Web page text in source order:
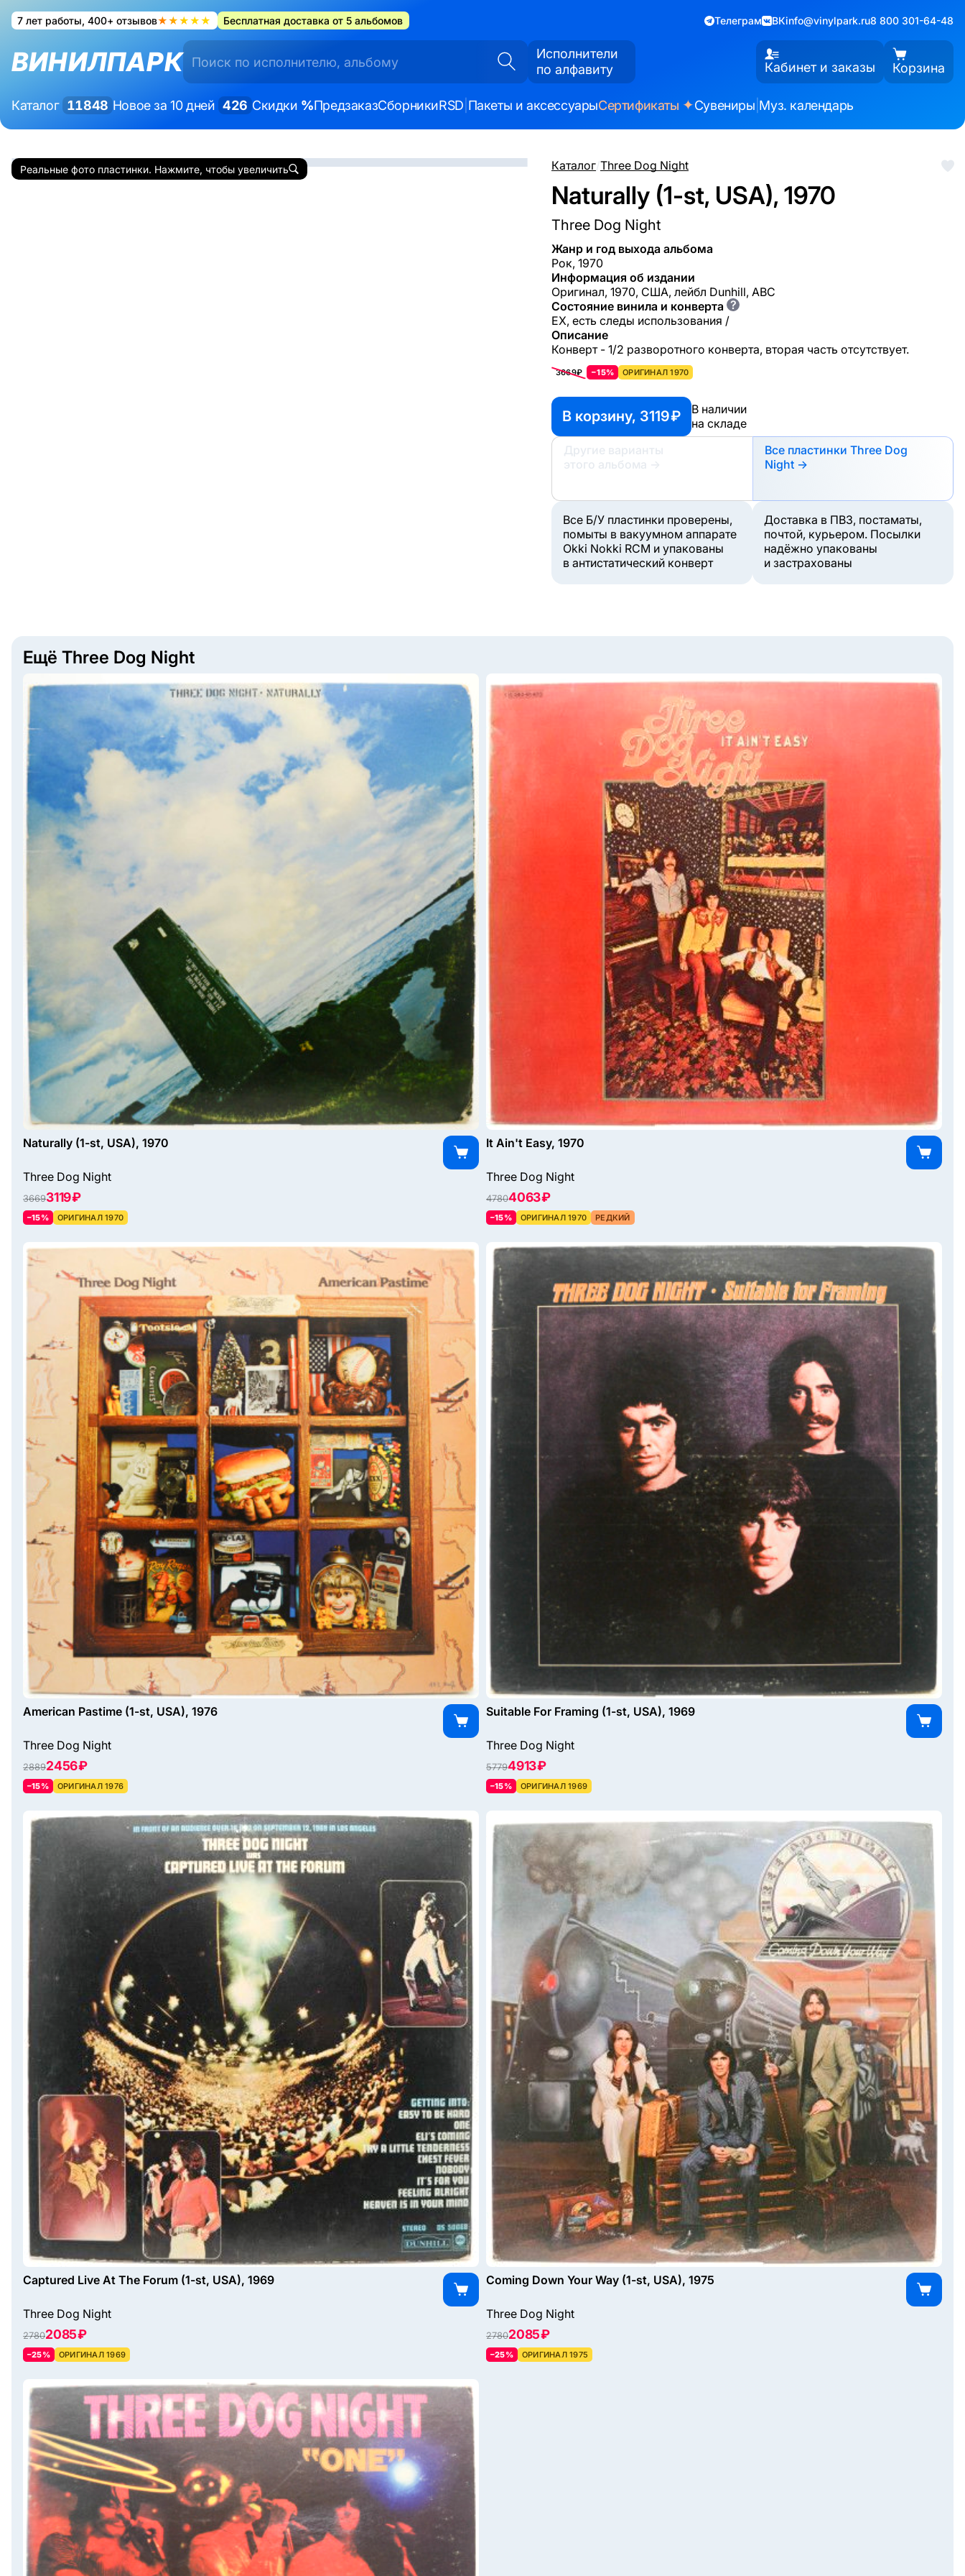
7 лет работы, 400+ отзывов★★★★★ Бесплатная доставка от 5 альбомов Телеграм ВКinfo@vinylpark.ru8 800 301-64-48
ВИНИЛПАРК
Исполнители
по алфавиту
Кабинет и заказы Корзина
Каталог 11848 Новое за 10 дней 426 Скидки %ПредзаказСборникиRSD Пакеты и аксессуарыСертификаты ✦Сувениры Муз. календарь
Каталог/Three Dog Night
Naturally (1-st, USA), 1970
Three Dog Night
Жанр и год выхода альбома
Рок, 1970
Информация об издании
Оригинал, 1970, США, лейбл Dunhill, ABC
Состояние винила и конверта ?
EX, есть следы использования /
Описание
Конверт - 1/2 разворотного конверта, вторая часть отсутствует.
3669₽ −15% ОРИГИНАЛ 1970
В корзину, 3119 ₽
В наличии
на складе
Другие варианты
этого альбома
→
Все пластинки Three Dog
Night →
Все Б/У пластинки проверены,
помыты в вакуумном аппарате
Okki Nokki RCM и упакованы
в антистатический конверт
Доставка в ПВЗ, постаматы,
почтой, курьером. Посылки
надёжно упакованы
и застрахованы
Реальные фото пластинки. Нажмите, чтобы увеличить
Ещё Three Dog Night
Naturally (1-st, USA), 1970
Three Dog Night
36693119 ₽
–15% ОРИГИНАЛ 1970
It Ain't Easy, 1970
Three Dog Night
47804063 ₽
–15% ОРИГИНАЛ 1970 РЕДКИЙ
American Pastime (1-st, USA), 1976
Three Dog Night
28892456 ₽
–15% ОРИГИНАЛ 1976
Suitable For Framing (1-st, USA), 1969
Three Dog Night
57794913 ₽
–15% ОРИГИНАЛ 1969
Captured Live At The Forum (1-st, USA), 1969
Three Dog Night
27802085 ₽
–25% ОРИГИНАЛ 1969
Coming Down Your Way (1-st, USA), 1975
Three Dog Night
27802085 ₽
–25% ОРИГИНАЛ 1975